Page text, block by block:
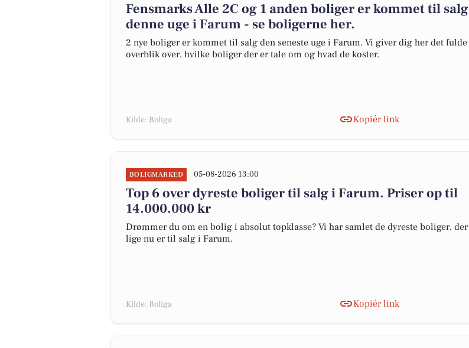
Fensmarks Alle 2C og 1 anden boliger er kommet til salg
denne uge i Farum - se boligerne her.
2 nye boliger er kommet til salg den seneste uge i Farum. Vi giver dig her det fulde
overblik over, hvilke boliger der er tale om og hvad de koster.
Kilde: Boliga Kopiér link
BOLIGMARKED 05-08-2026 13:00
Top 6 over dyreste boliger til salg i Farum. Priser op til
14.000.000 kr
Drømmer du om en bolig i absolut topklasse? Vi har samlet de dyreste boliger, der
lige nu er til salg i Farum.
Kilde: Boliga Kopiér link